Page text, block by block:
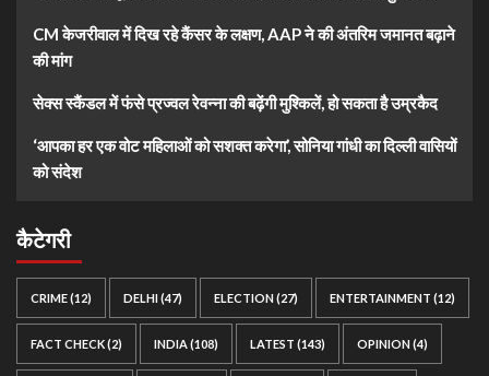
CM केजरीवाल में दिख रहे कैंसर के लक्षण, AAP ने की अंतरिम जमानत बढ़ाने
की मांग
सेक्स स्कैंडल में फंसे प्रज्वल रेवन्ना की बढ़ेंगी मुश्किलें, हो सकता है उम्रकैद
‘आपका हर एक वोट महिलाओं को सशक्त करेगा’, सोनिया गांधी का दिल्ली वासियों
को संदेश
कैटेगरी
CRIME(12) DELHI(47) ELECTION(27) ENTERTAINMENT (12)
FACT CHECK(2) INDIA(108) LATEST (143) OPINION(4)